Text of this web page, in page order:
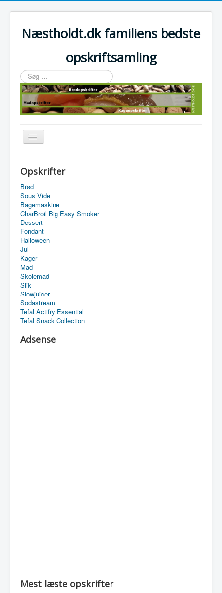
Næstholdt.dk familiens bedste
opskriftsamling
Søg
…
Skift
navigation
Tefal Actifry Essential
Opskrifter
Brød
Sous Vide
Bagemaskine
CharBroil Big Easy Smoker
Dessert
Fondant
Halloween
Jul
Kager
Mad
Skolemad
Slik
Slowjuicer
Sodastream
Tefal Actifry Essential
Tefal Snack Collection
Adsense
Mest læste opskrifter